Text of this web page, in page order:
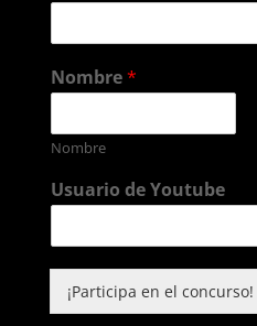
Nombre*
Nombre
Usuario de Youtube
¡Participa en el concurso!